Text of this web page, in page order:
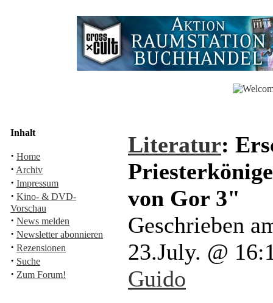
Inhalt
· Home
· Archiv
· Impressum
· Kino- & DVD-
Vorschau
· News melden
· Newsletter abonnieren
· Rezensionen
· Suche
· Zum Forum!
Literatur:
von Gor 3"
Geschrieben
23.July. @
Guido